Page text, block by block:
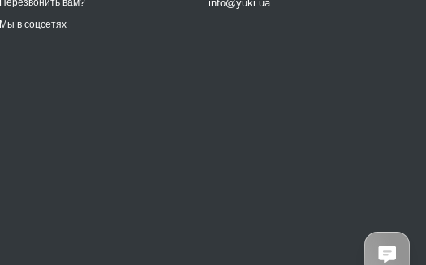
Перезвонить вам?
info@yuki.ua
Мы в соцсетях